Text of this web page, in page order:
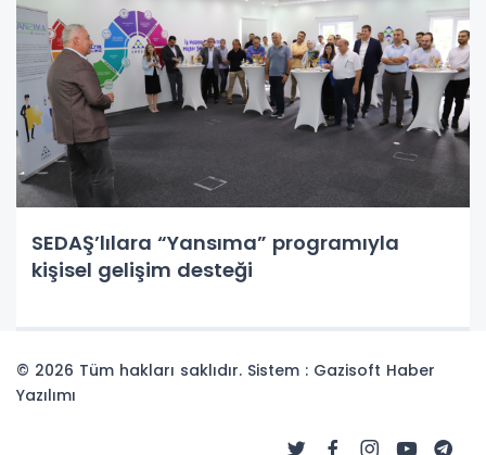
SEDAŞ’lılara “Yansıma” programıyla
kişisel gelişim desteği
© 2026 Tüm hakları saklıdır. Sistem : Gazisoft Haber
Yazılımı